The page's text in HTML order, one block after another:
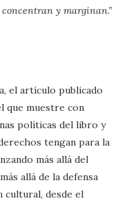
concentran y marginan.”
el artículo publicado
que muestre con
políticas del libro y
tengan para la
más allá del
allá de la defensa
cultural, desde el